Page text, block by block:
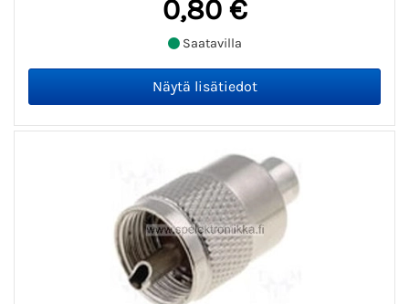
0,80 €
Saatavilla